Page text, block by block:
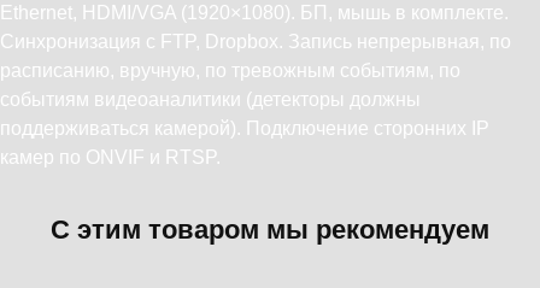
Ethernet, HDMI/VGA (1920×1080). БП, мышь в комплекте.
Синхронизация с FTP, Dropbox. Запись непрерывная, по
расписанию, вручную, по тревожным событиям, по
событиям видеоаналитики (детекторы должны
поддерживаться камерой). Подключение сторонних IP
камер по ONVIF и RTSP.
С этим товаром мы рекомендуем